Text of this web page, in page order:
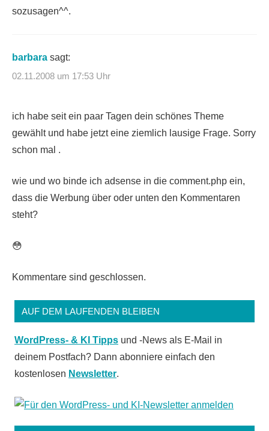
sozusagen^^.
barbara sagt:
02.11.2008 um 17:53 Uhr
ich habe seit ein paar Tagen dein schönes Theme
gewählt und habe jetzt eine ziemlich lausige Frage. Sorry
schon mal .
wie und wo binde ich adsense in die comment.php ein,
dass die Werbung über oder unten den Kommentaren
steht?
😳
Kommentare sind geschlossen.
AUF DEM LAUFENDEN BLEIBEN
WordPress- & KI Tipps und -News als E-Mail in
deinem Postfach? Dann abonniere einfach den
kostenlosen Newsletter.